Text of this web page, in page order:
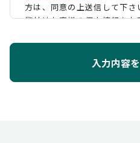
方は、同意の上送信して下さ
弊社はお客様の個人情報を
ように定め、保護に努めてお
入力内容